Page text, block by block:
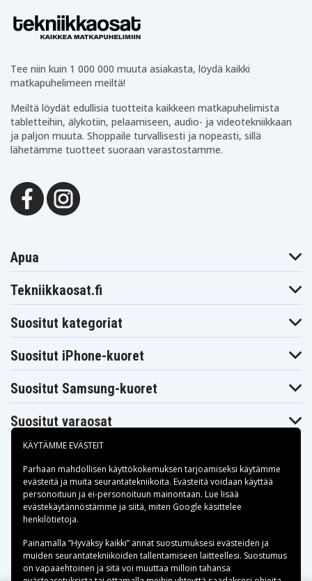
Tee niin kuin 1 000 000 muuta asiakasta, löydä kaikki
matkapuhelimeen meiltä!
Meiltä löydät edullisia tuotteita kaikkeen matkapuhelimista
tabletteihin, älykotiin, pelaamiseen, audio- ja videotekniikkaan
ja paljon muuta. Shoppaile turvallisesti ja nopeasti, sillä
lähetämme tuotteet suoraan varastostamme.
Apua
Tekniikkaosat.fi
Suositut kategoriat
Suositut iPhone-kuoret
Suositut Samsung-kuoret
Suositut varaosat
Maksuvaihtoehdot
Toimitusvaihtoehdot
KÄYTÄMME EVÄSTEIT
Parhaan mahdollisen käyttökokemuksen tarjoamiseksi käytämme
evästeitä ja muita seurantatekniikoita. Evästeitä voidaan käyttää
personoituun ja ei-personoituun mainontaan. Lue lisää
evästekäytännöstämme ja siitä, miten Google käsittelee
henkilötietoja.
Painamalla ”Hyväksy kaikki” annat suostumuksesi evästeiden ja
muiden seurantatekniikoiden tallentamiseen laitteellesi. Suostumus
on vapaaehtoinen ja sitä voi muuttaa milloin tahansa